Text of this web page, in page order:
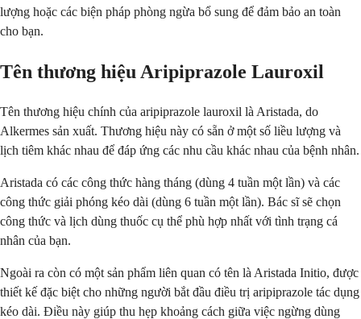
lượng hoặc các biện pháp phòng ngừa bổ sung để đảm bảo an toàn
cho bạn.
Tên thương hiệu Aripiprazole Lauroxil
Tên thương hiệu chính của aripiprazole lauroxil là Aristada, do
Alkermes sản xuất. Thương hiệu này có sẵn ở một số liều lượng và
lịch tiêm khác nhau để đáp ứng các nhu cầu khác nhau của bệnh nhân.
Aristada có các công thức hàng tháng (dùng 4 tuần một lần) và các
công thức giải phóng kéo dài (dùng 6 tuần một lần). Bác sĩ sẽ chọn
công thức và lịch dùng thuốc cụ thể phù hợp nhất với tình trạng cá
nhân của bạn.
Ngoài ra còn có một sản phẩm liên quan có tên là Aristada Initio, được
thiết kế đặc biệt cho những người bắt đầu điều trị aripiprazole tác dụng
kéo dài. Điều này giúp thu hẹp khoảng cách giữa việc ngừng dùng